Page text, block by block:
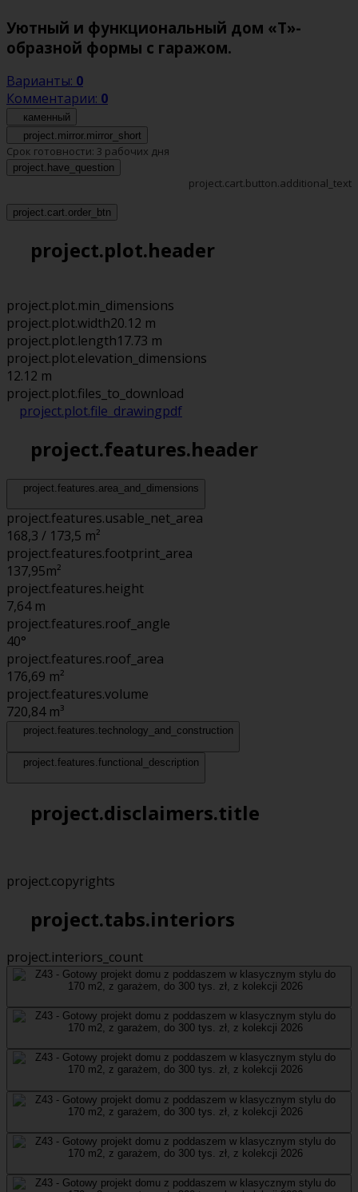
Уютный и функциональный дом «Т»-
образной формы с гаражом.
Варианты: 0
Комментарии: 0
каменный
project.mirror.mirror_short
Срок готовности: 3 рабочих дня
project.have_question
project.cart.button.additional_text
project.cart.order_btn
project.plot.header
project.plot.min_dimensions
project.plot.width20.12 m
project.plot.length17.73 m
project.plot.elevation_dimensions
12.12 m
project.plot.files_to_download
project.plot.file_drawingpdf
project.features.header
project.features.area_and_dimensions
project.features.usable_net_area
168,3 / 173,5 m²
project.features.footprint_area
137,95m²
project.features.height
7,64 m
project.features.roof_angle
40°
project.features.roof_area
176,69 m²
project.features.volume
720,84 m³
project.features.technology_and_construction
project.features.functional_description
project.disclaimers.title
project.copyrights
project.tabs.interiors
project.interiors_count